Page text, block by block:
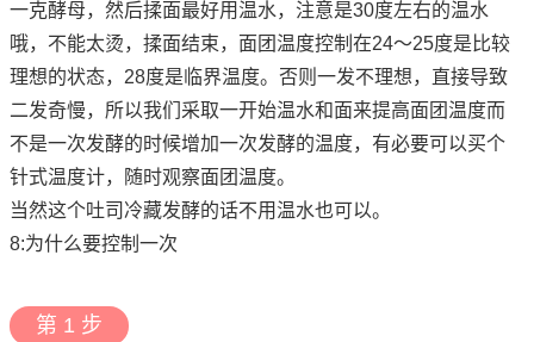
一克酵母，然后揉面最好用温水，注意是30度左右的温水
哦，不能太烫，揉面结束，面团温度控制在24～25度是比较
理想的状态，28度是临界温度。否则一发不理想，直接导致
二发奇慢，所以我们采取一开始温水和面来提高面团温度而
不是一次发酵的时候增加一次发酵的温度，有必要可以买个
针式温度计，随时观察面团温度。
当然这个吐司冷藏发酵的话不用温水也可以。
8:为什么要控制一次
第 1 步